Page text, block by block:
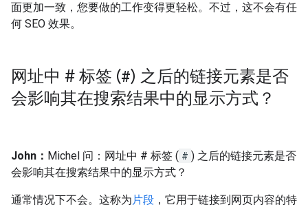
面更加一致，您要做的工作变得更轻松。不过，这不会有任
何 SEO 效果。
网址中 # 标签 (#) 之后的链接元素是否
会影响其在搜索结果中的显示方式？
John： Michel 问：网址中 # 标签 ( # ) 之后的链接元素是否
会影响其在搜索结果中的显示方式？
通常情况下不会。这称为片段 ，它用于链接到网页内容的特